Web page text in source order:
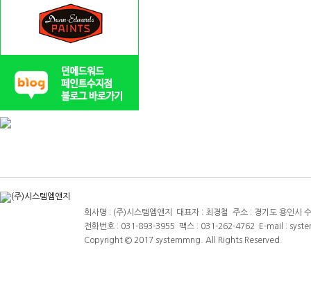
회사명 : (주)시스템엠앤지 대표자 : 최경철 주소 : 경기도 용인
전화번호 : 031-893-3955 팩스 : 031-262-4762 E-mail :
Copyright © 2017 systemmng. All Rights Reserved.